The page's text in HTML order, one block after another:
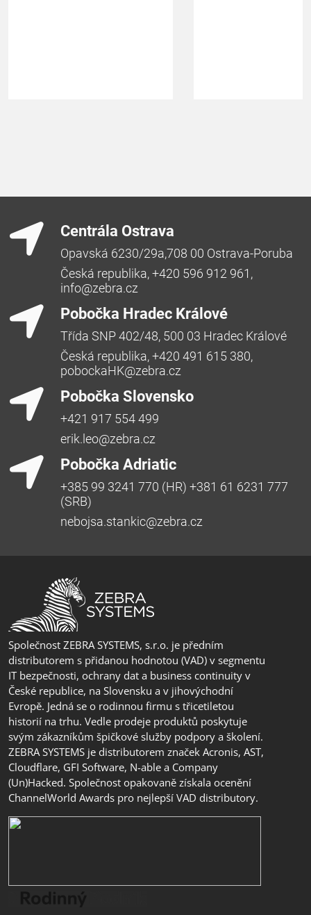
Centrála Ostrava
Opavská 6230/29a,708 00 Ostrava-Poruba
Česká republika, +420 596 912 961,
info@zebra.cz
Pobočka Hradec Králové
Třída SNP 402/48, 500 03 Hradec Králové
Česká republika, +420 491 615 380,
pobockaHK@zebra.cz
Pobočka Slovensko
+421 917 554 499
erik.leo@zebra.cz
Pobočka Adriatic
+385 99 3241 770 (HR) +381 61 6231 777
(SRB)
nebojsa.stankic@zebra.cz
Společnost ZEBRA SYSTEMS, s.r.o. je předním
distributorem s přidanou hodnotou (VAD) v segmentu
IT bezpečnosti, ochrany dat a business continuity v
České republice, na Slovensku a v jihovýchodní
Evropě. Jedná se o rodinnou firmu s třicetiletou
historií na trhu. Vedle prodeje produktů poskytuje
svým zákazníkům špičkové služby podpory a školení.
ZEBRA SYSTEMS je distributorem značek Acronis, AST,
Cloudflare, GFI Software, N-able a Company
(Un)Hacked. Společnost opakovaně získala ocenění
ChannelWorld Awards pro nejlepší VAD distributory.